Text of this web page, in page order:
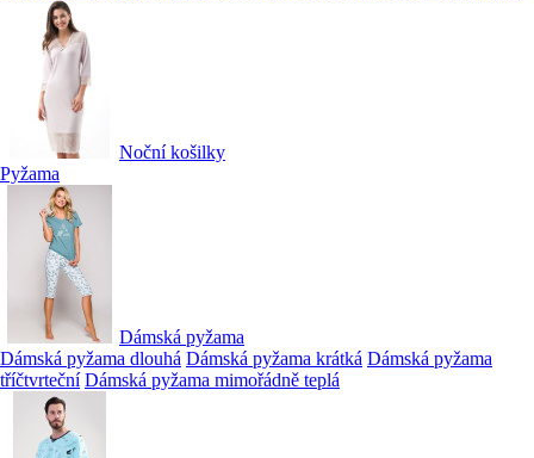
Noční košilky
Pyžama
Dámská pyžama
Dámská pyžama dlouhá Dámská pyžama krátká Dámská pyžama
tříčtvrteční Dámská pyžama mimořádně teplá